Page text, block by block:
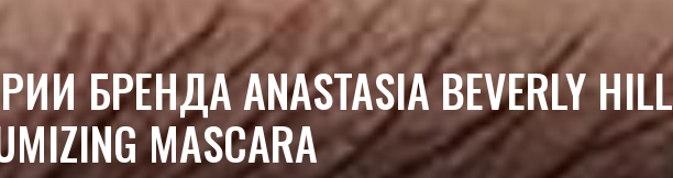
БРЕНДА ANASTASIA BEVERLY
MASCARA